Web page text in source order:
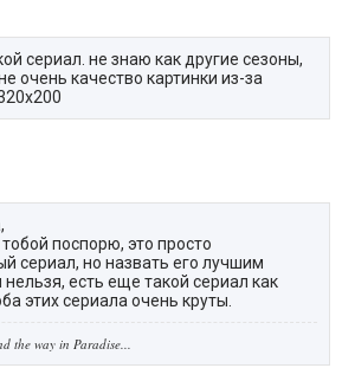
сериал. не знаю как другие сезоны,
очень качество картинки из-за
,
поспорю, это просто
сериал, но назвать его лучшим
есть еще такой сериал как
этих сериала очень круты.
the way in Paradise...